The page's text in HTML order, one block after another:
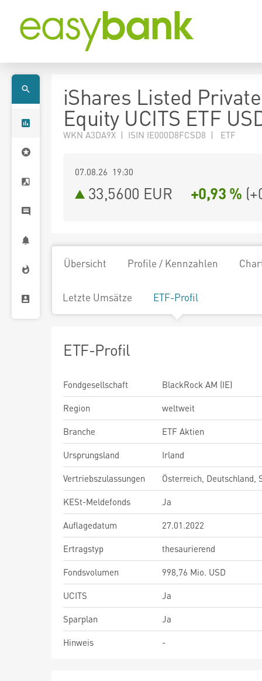
iShares Listed Private
Equity UCITS ETF
WKN A3DA9X | ISIN IE000D8FCSD8 | ETF
07.08.26 19:30
33,5600 EUR +0,93 % (
Übersicht Profile / Kennzahlen
Letzte Umsätze ETF-Profil
ETF-Profil
Fondgesellschaft
BlackRock AM (IE)
Region
weltweit
Branche
ETF Aktien
Ursprungsland
Irland
Vertriebszulassungen
Österreich, Deutschland,
KESt-Meldefonds
Ja
Auflagedatum
27.01.2022
Ertragstyp
thesaurierend
Fondsvolumen
998,76 Mio. USD
UCITS
Ja
Sparplan
Ja
Hinweis
-